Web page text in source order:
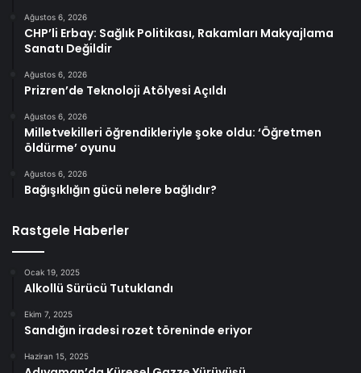
Ağustos 6, 2026
CHP’li Erbay: Sağlık Politikası, Rakamları Makyajlama
Sanatı Değildir
Ağustos 6, 2026
Prizren’de Teknoloji Atölyesi Açıldı
Ağustos 6, 2026
Milletvekilleri öğrendikleriyle şoke oldu: ‘Öğretmen
öldürme’ oyunu
Ağustos 6, 2026
Bağışıklığın gücü nelere bağlıdır?
Rastgele Haberler
Ocak 19, 2025
Alkollü Sürücü Tutuklandı
Ekim 7, 2025
Sandığın iradesi rozet töreninde eriyor
Haziran 15, 2025